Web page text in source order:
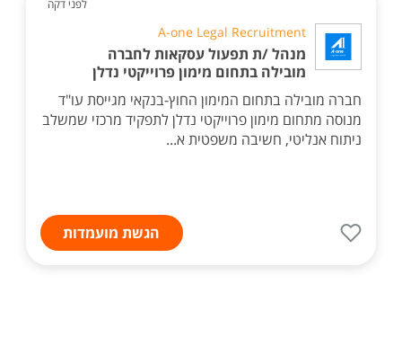
לפני דקה
A-one Legal Recruitment
מנהל /ת תפעול עסקאות לחברה
מובילה בתחום מימון פרוייקטי נדלן
חברה מובילה בתחום המימון החוץ-בנקאי מגייסת עו"ד
מנוסה מתחום מימון פרוייקטי נדלן לתפקיד מרכזי שמשלב
ניתוח אנליטי, חשיבה משפטית א...
הגשת מועמדות